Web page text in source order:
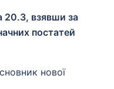
20.3, взявши за
постатей
нової